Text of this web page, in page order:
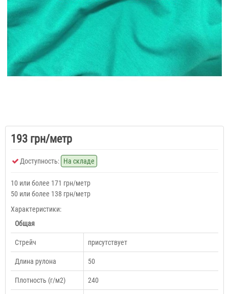
193 грн/метр
Доступность: На складе
10 или более 171 грн/метр
50 или более 138 грн/метр
Характеристики:
Общая
Cтрейч присутствует
Длина рулона 50
Плотность (г/м2) 240